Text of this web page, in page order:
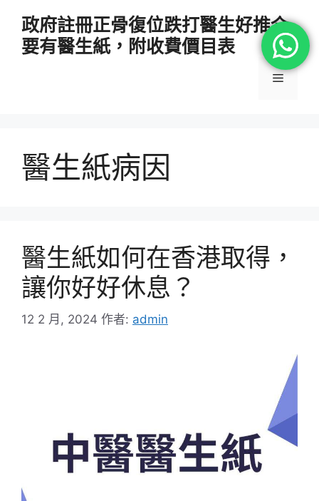
政府註冊正骨復位跌打醫生好推介
要有醫生紙，附收費價目表
選
醫生紙病因
醫生紙如何在香港取得，
讓你好好休息？
12 2 月, 2024 作者: admin